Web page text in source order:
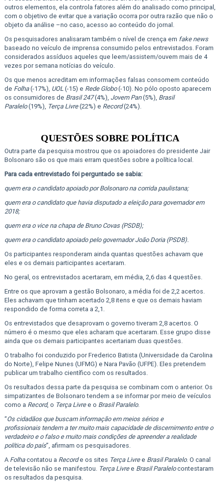
outros elementos, ela controla fatores além do analisado como principal,
com o objetivo de evitar que a variação ocorra por outra razão que não o
objeto da análise –no caso, acesso ao conteúdo do jornal.
Os pesquisadores analisaram também o nível de crença em fake news
baseado no veículo de imprensa consumido pelos entrevistados. Foram
considerados assíduos aqueles que leem/assistem/ouvem mais de 4
vezes por semana notícias do veículo.
Os que menos acreditam em informações falsas consomem conteúdo
de Folha(-17%), UOL(-15) e Rede Globo(-10). No pólo oposto aparecem
os consumidores de Brasil 247(4%), Jovem Pan(5%), Brasil
Paralelo(19%), Terça Livre(22%) e Record(24%).
QUESTÕES SOBRE POLÍTICA
Outra parte da pesquisa mostrou que os apoiadores do presidente Jair
Bolsonaro são os que mais erram questões sobre a política local.
Para cada entrevistado foi perguntado se sabia:
quem era o candidato apoiado por Bolsonaro na corrida paulistana;
quem era o candidato que havia disputado a eleição para governador em
2018;
quem era o vice na chapa de Bruno Covas (PSDB);
quem era o candidato apoiado pelo governador João Doria (PSDB).
Os participantes responderam ainda quantas questões achavam que
eles e os demais participantes acertaram.
No geral, os entrevistados acertaram, em média, 2,6 das 4 questões.
Entre os que aprovam a gestão Bolsonaro, a média foi de 2,2 acertos.
Eles achavam que tinham acertado 2,8 itens e que os demais haviam
respondido de forma correta a 2,1.
Os entrevistados que desaprovam o governo tiveram 2,8 acertos. O
número é o mesmo que eles acharam que acertaram. Esse grupo disse
ainda que os demais participantes acertariam duas questões.
O trabalho foi conduzido por Frederico Batista (Universidade da Carolina
do Norte), Felipe Nunes (UFMG) e Nara Pavão (UFPE). Eles pretendem
publicar um trabalho científico com os resultados.
Os resultados dessa parte da pesquisa se combinam com o anterior. Os
simpatizantes de Bolsonaro tendem a se informar por meio de veículos
como a Record, o Terça Livree o Brasil Paralelo.
“Os cidadãos que buscam informação em meios sérios e
profissionais tendem a ter muito mais capacidade de discernimento entre o
verdadeiro e o falso e muito mais condições de apreender a realidade
política do país”, afirmam os pesquisadores.
AFolhacontatou a Recorde os sites Terça Livree Brasil Paralelo. O canal
de televisão não se manifestou. Terça Livree Brasil Paralelocontestaram
os resultados da pesquisa.